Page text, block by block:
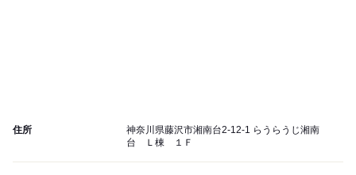
住所
神奈川県藤沢市湘南台2-12-1 らうらうじ湘南
台 Ｌ棟 １Ｆ